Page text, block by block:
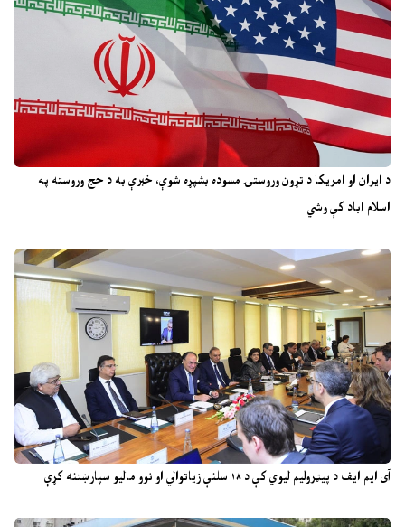
د ایران او امریکا د تړون وروستۍ مسوده بشپړه شوې، خبرې به د حج وروسته په
اسلام اباد کې وشي
آی ایم ایف د پیټرولیم لیوي کې د ۱۸ سلنې زیاتوالي او نوو مالیو سپارښتنه کړې